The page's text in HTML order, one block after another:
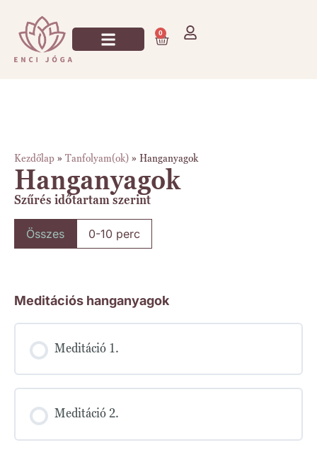
0
Kezdőlap » Tanfolyam(ok) » Hanganyagok
Hanganyagok
Szűrés időtartam szerint
Összes 0-10 perc
Meditációs hanganyagok
Meditáció 1.
Meditáció 2.